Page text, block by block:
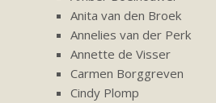
Anita van den Broek
Annelies van der Perk
Annette de Visser
Carmen Borggreven
Cindy Plomp